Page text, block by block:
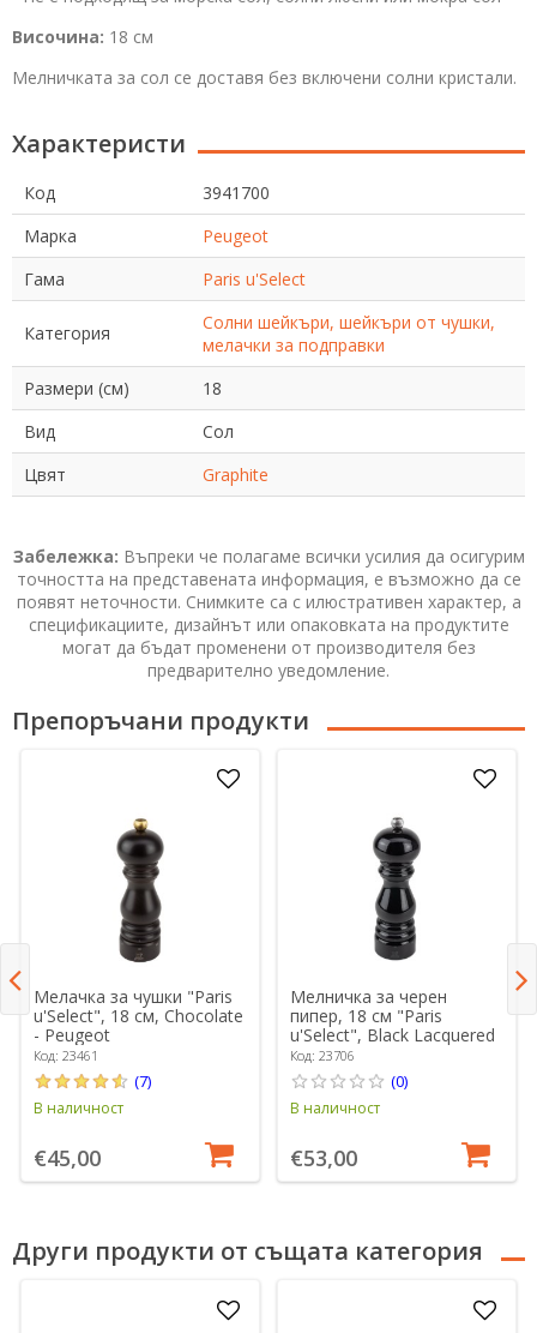
Височина: 18 см
Мелничката за сол се доставя без включени солни кристали.
Характеристи
Код
3941700
Марка
Peugeot
Гама
Paris u'Select
Категория
Солни шейкъри, шейкъри от чушки,
мелачки за подправки
Размери (см)
18
Вид
Сол
Цвят
Graphite
Забележка: Въпреки че полагаме всички усилия да осигурим
точността на представената информация, е възможно да се
появят неточности. Снимките са с илюстративен характер, а
спецификациите, дизайнът или опаковката на продуктите
могат да бъдат променени от производителя без
предварително уведомление.
Препоръчани продукти
Мелачка за чушки "Paris
u'Select", 18 см, Chocolate
- Peugeot
Код: 23461
(7)
В наличност
€45,00
Мелничка за черен
пипер, 18 см "Paris
u'Select", Black Lacquered
- Peugeot
Код: 23706
(0)
В наличност
€53,00
Други продукти от същата категория